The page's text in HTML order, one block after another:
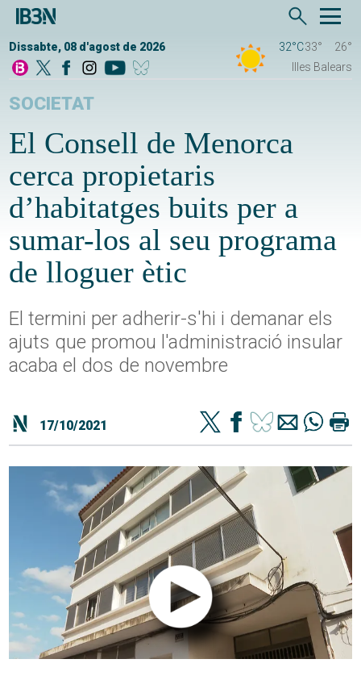
Dissabte, 08 d'agost de 2026 32°C33°
26°
Illes Balears
SOCIETAT
El Consell de Menorca
cerca propietaris
d’habitatges buits per a
sumar-los al seu programa
de lloguer ètic
El termini per adherir-s'hi i demanar els
ajuts que promou l'administració insular
acaba el dos de novembre
17/10/2021